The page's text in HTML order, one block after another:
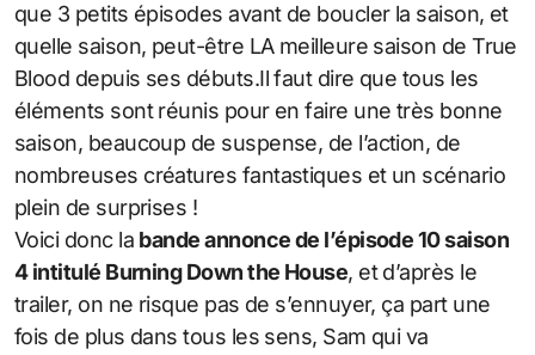
que 3 petits épisodes avant de boucler la saison, et
quelle saison, peut-être LA meilleure saison de True
Blood depuis ses débuts.Il faut dire que tous les
éléments sont réunis pour en faire une très bonne
saison, beaucoup de suspense, de l’action, de
nombreuses créatures fantastiques et un scénario
plein de surprises !
Voici donc la bande annonce de l’épisode 10 saison
4 intitulé Burning Down the House, et d’après le
trailer, on ne risque pas de s’ennuyer, ça part une
fois de plus dans tous les sens, Sam qui va